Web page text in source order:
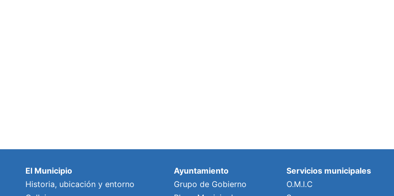
El Municipio
Historia, ubicación y entorno
Ayuntamiento
Grupo de Gobierno
Servicios municipales
O.M.I.C